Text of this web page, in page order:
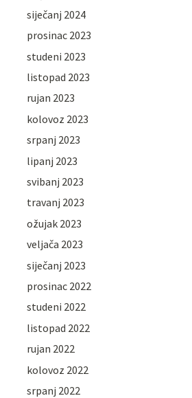
siječanj 2024
prosinac 2023
studeni 2023
listopad 2023
rujan 2023
kolovoz 2023
srpanj 2023
lipanj 2023
svibanj 2023
travanj 2023
ožujak 2023
veljača 2023
siječanj 2023
prosinac 2022
studeni 2022
listopad 2022
rujan 2022
kolovoz 2022
srpanj 2022